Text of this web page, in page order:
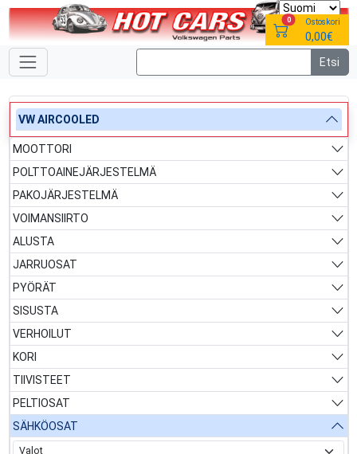
0 Ostoskori
0,00€
VW AIRCOOLED
MOOTTORI
POLTTOAINEJÄRJESTELMÄ
PAKOJÄRJESTELMÄ
VOIMANSIIRTO
ALUSTA
JARRUOSAT
PYÖRÄT
SISUSTA
VERHOILUT
KORI
TIIVISTEET
PELTIOSAT
SÄHKÖOSAT